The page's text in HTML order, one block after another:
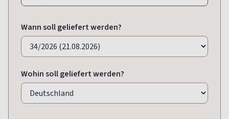
Wann soll geliefert werden?
Wohin soll geliefert werden?